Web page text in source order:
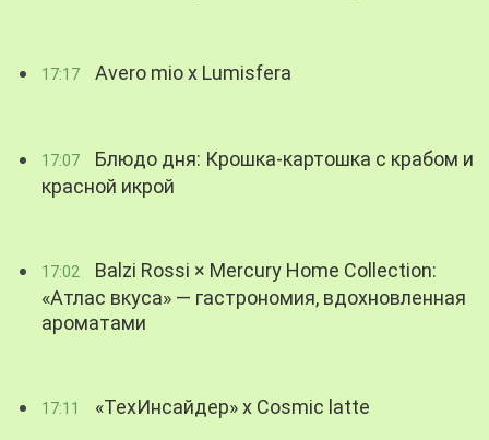
17:17 Avero mio x Lumisfera
17:07
Блюдо дня: Крошка-картошка с крабом и
красной икрой
17:02
Balzi Rossi × Mercury Home Collection:
«Атлас вкуса» — гастрономия, вдохновленная
ароматами
17:11 «ТехИнсайдер» х Cosmic latte